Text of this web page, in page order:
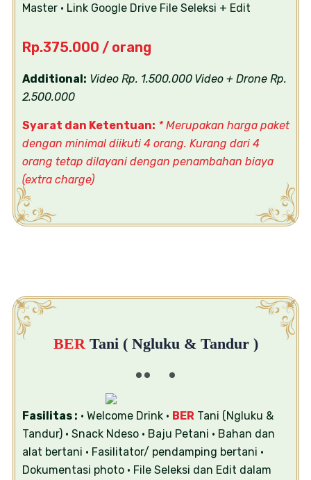
Master• Link Google Drive File Seleksi + Edit
Rp.375.000 / orang
Additional: Video Rp. 1.500.000Video + Drone Rp.
2.500.000
Syarat dan Ketentuan: * Merupakan harga paket
dengan minimal diikuti 4 orang. Kurang dari 4
orang tetap dilayani dengan penambahan biaya
(extra charge)
BER Tani ( Ngluku & Tandur )
Fasilitas : • Welcome Drink• BERTani (Ngluku &
Tandur)• Snack Ndeso• Baju Petani • Bahan dan
alat bertani • Fasilitator/ pendamping bertani •
Dokumentasi photo• File Seleksi dan Edit dalam